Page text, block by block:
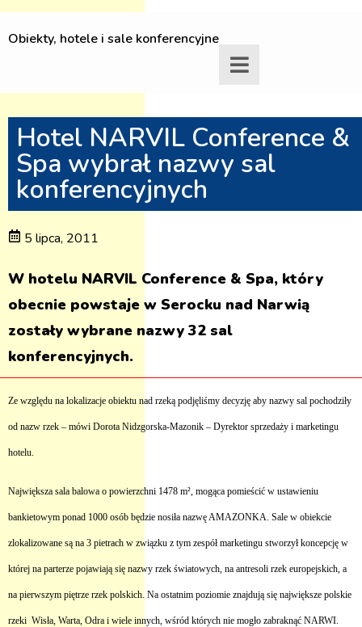
Obiekty, hotele i sale konferencyjne
Hotel NARVIL Conference &
Spa wybrał nazwy sal
konferencyjnych
5 lipca, 2011
W hotelu NARVIL Conference & Spa, który
obecnie powstaje w Serocku nad Narwią
zostały wybrane nazwy 32 sal
konferencyjnych.
Ze względu na lokalizacje obiektu nad rzeką podjęliśmy decyzję aby nazwy sal pochodziły
od nazw rzek – mówi Dorota Nidzgorska-Mazonik – Dyrektor sprzedaży i marketingu
hotelu.
Największa sala balowa o powierzchni 1478 m², mogąca pomieścić w ustawieniu
bankietowym ponad 1000 osób będzie nosiła nazwę AMAZONKA. Sale w obiekcie
zlokalizowane są na 3 pietrach w związku z tym zespół marketingu stworzył koncepcję w
której na parterze pojawiają się nazwy rzek światowych, na antresoli rzek europejskich, a
na pierwszym piętrze rzek polskich. Na ostatnim poziomie znajdują się największe polskie
rzeki Wisła, Warta, Odra i wiele innych, wśród których nie mogło zabraknąć NARWI.